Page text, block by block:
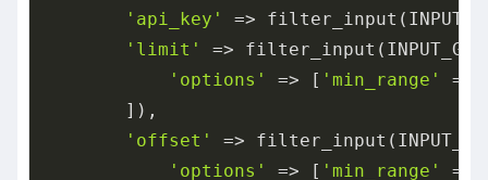
'api_key'
=>
'limit'
=>
'options'
=> [ 'min_range' =>
        ]),
'offset'
=>
'options'
=> [ 'min_range' =>